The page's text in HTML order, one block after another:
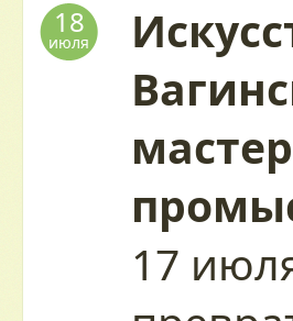
18
июля
17